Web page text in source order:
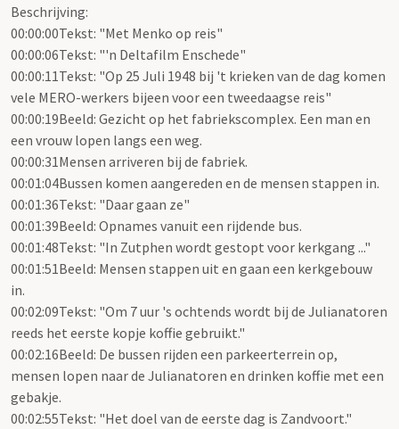
Beschrijving:
00:00:00Tekst: "Met Menko op reis"
00:00:06Tekst: "'n Deltafilm Enschede"
00:00:11Tekst: "Op 25 Juli 1948 bij 't krieken van de dag komen
vele MERO-werkers bijeen voor een tweedaagse reis"
00:00:19Beeld: Gezicht op het fabriekscomplex. Een man en
een vrouw lopen langs een weg.
00:00:31Mensen arriveren bij de fabriek.
00:01:04Bussen komen aangereden en de mensen stappen in.
00:01:36Tekst: "Daar gaan ze"
00:01:39Beeld: Opnames vanuit een rijdende bus.
00:01:48Tekst: "In Zutphen wordt gestopt voor kerkgang ..."
00:01:51Beeld: Mensen stappen uit en gaan een kerkgebouw
in.
00:02:09Tekst: "Om 7 uur 's ochtends wordt bij de Julianatoren
reeds het eerste kopje koffie gebruikt."
00:02:16Beeld: De bussen rijden een parkeerterrein op,
mensen lopen naar de Julianatoren en drinken koffie met een
gebakje.
00:02:55Tekst: "Het doel van de eerste dag is Zandvoort."